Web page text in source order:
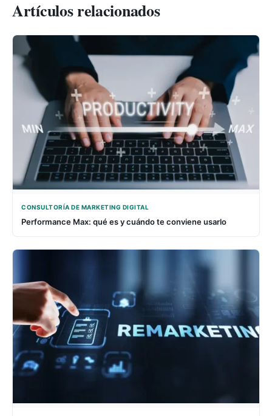
Artículos relacionados
CONSULTORÍA DE MARKETING DIGITAL
Performance Max: qué es y cuándo te conviene usarlo